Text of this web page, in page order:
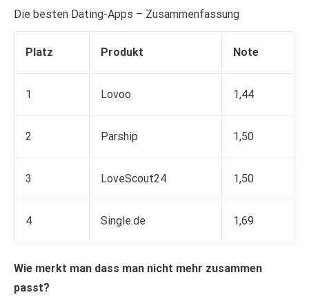
Die besten Dating-Apps – Zusammenfassung
Platz Produkt Note
1 Lovoo 1,44
2 Parship 1,50
3 LoveScout24 1,50
4 Single.de 1,69
Wie merkt man dass man nicht mehr zusammen
passt?